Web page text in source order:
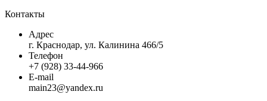
Контакты
Адрес
г. Краснодар, ул. Калинина 466/5
Телефон
+7 (928) 33-44-966
E-mail
main23@yandex.ru